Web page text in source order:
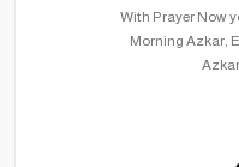
With Prayer Now
Morning Azkar,